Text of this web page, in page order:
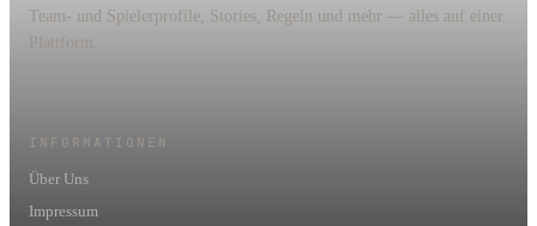
Team- und Spielerprofile, Stories, Regeln und mehr — alles auf einer
Plattform.
INFORMATIONEN
Über Uns
Impressum